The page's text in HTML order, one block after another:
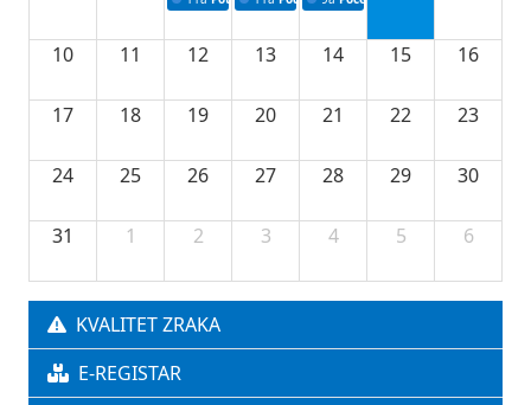
10 11 12 13 14 15 16
17 18 19 20 21 22 23
24 25 26 27 28 29 30
31 1 2 3 4 5 6
KVALITET ZRAKA
E-REGISTAR